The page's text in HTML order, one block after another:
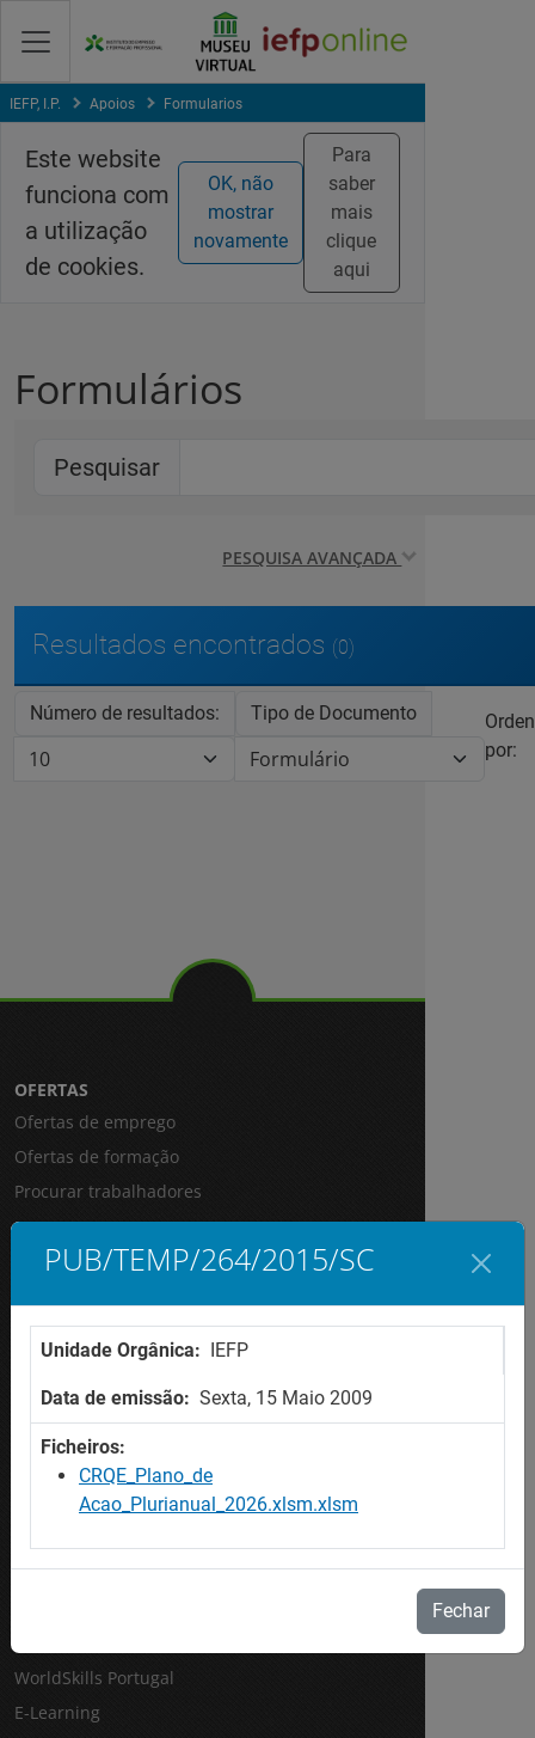
para
conteúdo
IEFP, I.P. Apoios Formularios
Este website
funciona com
a utilização
de cookies.
OK, não
mostrar
novamente
Para
saber
mais
clique
aqui
Formulários
Pesquisar
PESQUISA AVANÇADA
Resultados encontrados (0)
Número de resultados: Tipo de Documento
por:
PUB/TEMP/264/2015/SC
Unidade Orgânica: IEFP
Data de emissão: Sexta, 15 Maio 2009
Ficheiros:
CRQE_Plano_de
Acao_Plurianual_2026.xlsm.xlsm
Fechar
OFERTAS
Ofertas de emprego
Ofertas de formação
Procurar trabalhadores
AJUDA
Perguntas Frequentes / Glossário
CONTACTE-NOS
Contactos
SITES IEFP
Netforce
WorldSkills Portugal
E-Learning